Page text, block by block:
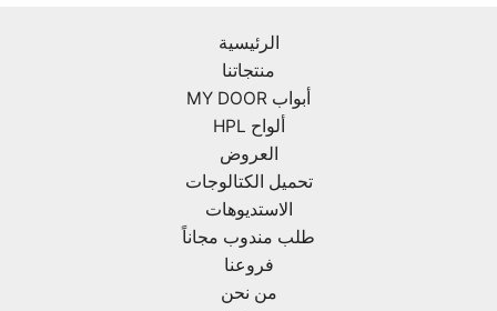
الرئيسية
منتجاتنا
أبواب MY DOOR
ألواح HPL
العروض
تحميل الكتالوجات
الاستديوهات
طلب مندوب مجاناً
فروعنا
من نحن